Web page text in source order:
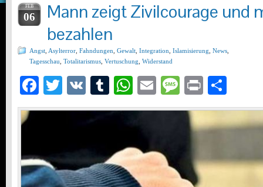
FEB
06
Mann zeigt Zivilcourage und
bezahlen
Angst Asylterror Fahndungen Gewalt Integration Islamisierung News
Tagesschau Totalitarismus Vertuschung Widerstand
Facebook
Twitter
VK Tumblr
WhatsApp
EmailMessage
Print